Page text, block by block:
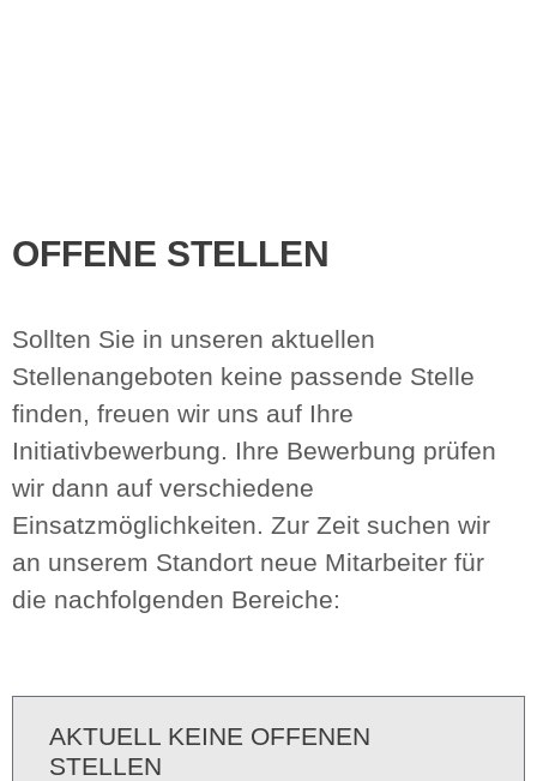
OFFENE STELLEN
Sollten Sie in unseren aktuellen
Stellenangeboten keine passende Stelle
finden, freuen wir uns auf Ihre
Initiativbewerbung. Ihre Bewerbung prüfen
wir dann auf verschiedene
Einsatzmöglichkeiten. Zur Zeit suchen wir
an unserem Standort neue Mitarbeiter für
die nachfolgenden Bereiche:
AKTUELL KEINE OFFENEN
STELLEN